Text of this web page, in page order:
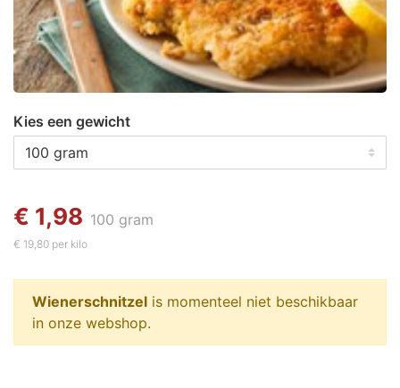
Kies een gewicht
€ 1,98 100 gram
€ 19,80 per kilo
Wienerschnitzel is momenteel niet beschikbaar
in onze webshop.